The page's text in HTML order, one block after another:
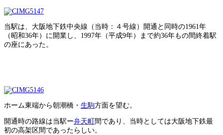
当駅は、大阪地下鉄中央線（当時：４号線）開通と同時の1961年
（昭和36年）に開業し、1997年（平成9年）まで約36年もの間終着駅
の座にあった。
ホーム東端から朝潮橋・ 生駒方面を望む。
開通時の路線は当駅ー弁天町 間であり、当時としては大阪地下鉄最
初の高架区間であったらしい。